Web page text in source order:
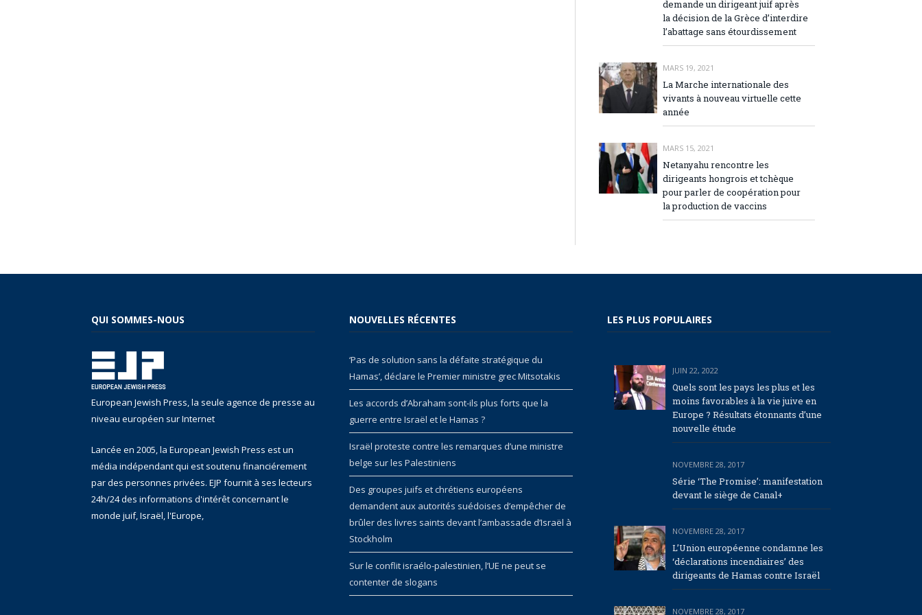
demande un dirigeant juif après
la décision de la Grèce d’interdire
l’abattage sans étourdissement
MARS 19, 2021
La Marche internationale des
vivants à nouveau virtuelle cette
année
MARS 15, 2021
Netanyahu rencontre les
dirigeants hongrois et tchèque
pour parler de coopération pour
la production de vaccins
QUI SOMMES-NOUS
European Jewish Press, la seule agence de presse au
niveau européen sur Internet
Lancée en 2005, la European Jewish Press est un
média indépendant qui est soutenu financiérement
par des personnes privées. EJP fournit à ses lecteurs
24h/24 des informations d'intérêt concernant le
monde juif, Israël, l'Europe,
NOUVELLES RÉCENTES
‘Pas de solution sans la défaite stratégique du
Hamas’, déclare le Premier ministre grec Mitsotakis
Les accords d’Abraham sont-ils plus forts que la
guerre entre Israël et le Hamas ?
Israël proteste contre les remarques d’une ministre
belge sur les Palestiniens
Des groupes juifs et chrétiens européens
demandent aux autorités suédoises d’empêcher de
brûler des livres saints devant l’ambassade d’Israël à
Stockholm
Sur le conflit israélo-palestinien, l’UE ne peut se
contenter de slogans
LES PLUS POPULAIRES
JUIN 22, 2022
Quels sont les pays les plus et les
moins favorables à la vie juive en
Europe ? Résultats étonnants d’une
nouvelle étude
NOVEMBRE 28, 2017
Série ‘The Promise’: manifestation
devant le siège de Canal+
NOVEMBRE 28, 2017
L’Union européenne condamne les
‘déclarations incendiaires’ des
dirigeants de Hamas contre Israël
NOVEMBRE 28, 2017